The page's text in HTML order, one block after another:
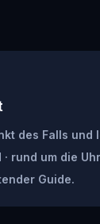
des Falls und
rund um die Uhr,
Guide.